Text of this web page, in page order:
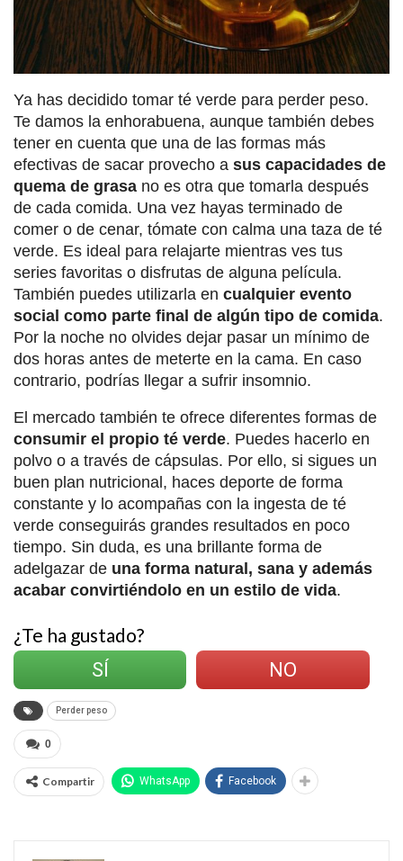
Ya has decidido tomar té verde para perder peso.
Te damos la enhorabuena, aunque también debes
tener en cuenta que una de las formas más
efectivas de sacar provecho a sus capacidades de
quema de grasa no es otra que tomarla después
de cada comida. Una vez hayas terminado de
comer o de cenar, tómate con calma una taza de té
verde. Es ideal para relajarte mientras ves tus
series favoritas o disfrutas de alguna película.
También puedes utilizarla en cualquier evento
social como parte final de algún tipo de comida.
Por la noche no olvides dejar pasar un mínimo de
dos horas antes de meterte en la cama. En caso
contrario, podrías llegar a sufrir insomnio.
El mercado también te ofrece diferentes formas de
consumir el propio té verde. Puedes hacerlo en
polvo o a través de cápsulas. Por ello, si sigues un
buen plan nutricional, haces deporte de forma
constante y lo acompañas con la ingesta de té
verde conseguirás grandes resultados en poco
tiempo. Sin duda, es una brillante forma de
adelgazar de una forma natural, sana y además
acabar convirtiéndolo en un estilo de vida.
¿Te ha gustado?
SÍ
NO
Perder peso
0
Compartir WhatsApp Facebook